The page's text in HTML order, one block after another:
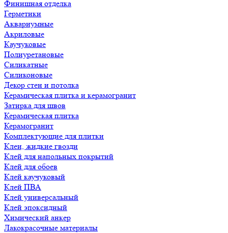
Финишная отделка
Герметики
Аквариумные
Акриловые
Каучуковые
Полиуретановые
Силикатные
Силиконовые
Декор стен и потолка
Керамическая плитка и керамогранит
Затирка для швов
Керамическая плитка
Керамогранит
Комплектующие для плитки
Клеи, жидкие гвозди
Клей для напольных покрытий
Клей для обоев
Клей каучуковый
Клей ПВА
Клей универсальный
Клей эпоксидный
Химический анкер
Лакокрасочные материалы